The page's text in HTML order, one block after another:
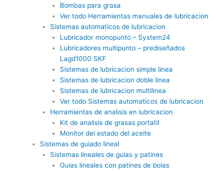
Bombas para grasa
Ver todo Herramientas manuales de lubricacion
Sistemas automaticos de lubricacion
Lubricador monopunto – System24
Lubricadores multipunto – prediseñados
Lagd1000 SKF
Sistemas de lubricacion simple linea
Sistemas de lubricacion doble linea
Sistemas de lubricacion multilinea
Ver todo Sistemas automaticos de lubricacion
Herramientas de analisis en lubricacion
Kit de analisis de grasas portatil
Monitor del estado del aceite
Sistemas de guiado lineal
Sistemas lineales de guias y patines
Guias lineales con patines de bolas